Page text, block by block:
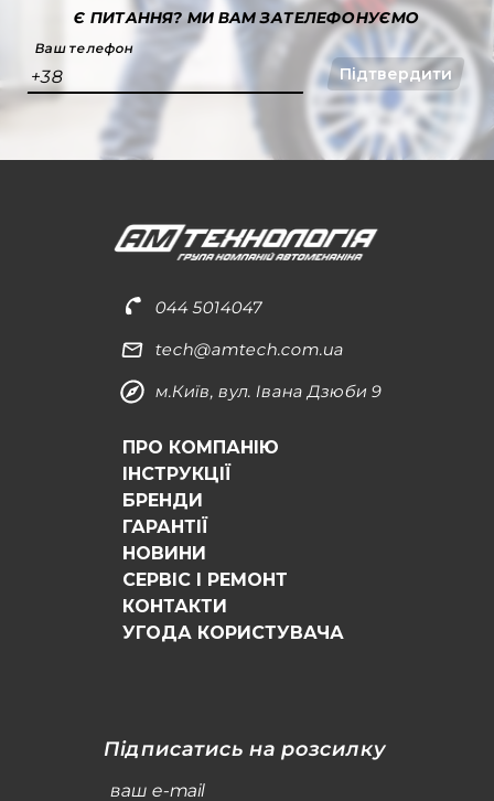
Є ПИТАННЯ?МИ ВАМ ЗАТЕЛЕФОНУЄМО
Ваш телефон
+38 Підтвердити
044 5014047
tech@amtech.com.ua
м.Київ, вул. Івана Дзюби 9
ПРО КОМПАНІЮ
ІНСТРУКЦІЇ
БРЕНДИ
ГАРАНТІЇ
НОВИНИ
СЕРВІС І РЕМОНТ
КОНТАКТИ
УГОДА КОРИСТУВАЧА
Підписатись на розсилку
ваш e-mail